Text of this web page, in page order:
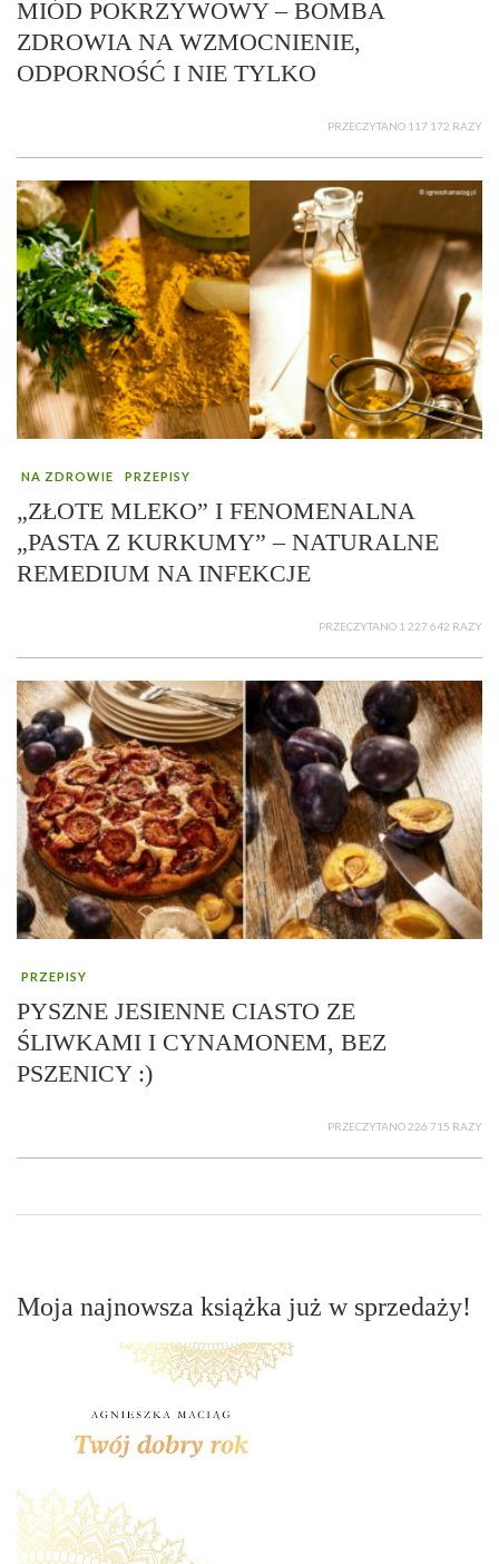
MIÓD POKRZYWOWY – BOMBA
ZDROWIA NA WZMOCNIENIE,
ODPORNOŚĆ I NIE TYLKO
PRZECZYTANO 117 172 RAZY
NA ZDROWIE PRZEPISY
„ZŁOTE MLEKO” I FENOMENALNA
„PASTA Z KURKUMY” – NATURALNE
REMEDIUM NA INFEKCJE
PRZECZYTANO 1 227 642 RAZY
PRZEPISY
PYSZNE JESIENNE CIASTO ZE
ŚLIWKAMI I CYNAMONEM, BEZ
PSZENICY :)
PRZECZYTANO 226 715 RAZY
Moja najnowsza książka już w sprzedaży!